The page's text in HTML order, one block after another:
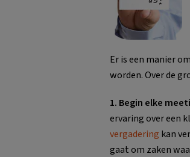
Er is een manier
worden. Over de
1. Begin elke
ervaring over een
vergadering kan
gaat om zaken